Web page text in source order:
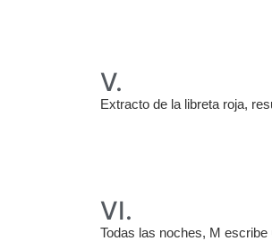
V.
Extracto de la libreta roja,
VI.
Todas las noches, M